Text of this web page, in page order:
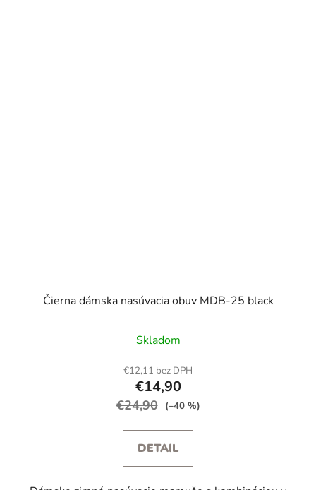
Čierna dámska nasúvacia obuv MDB-25 black
Skladom
€12,11 bez DPH
€14,90
€24,90 (–40 %)
DETAIL